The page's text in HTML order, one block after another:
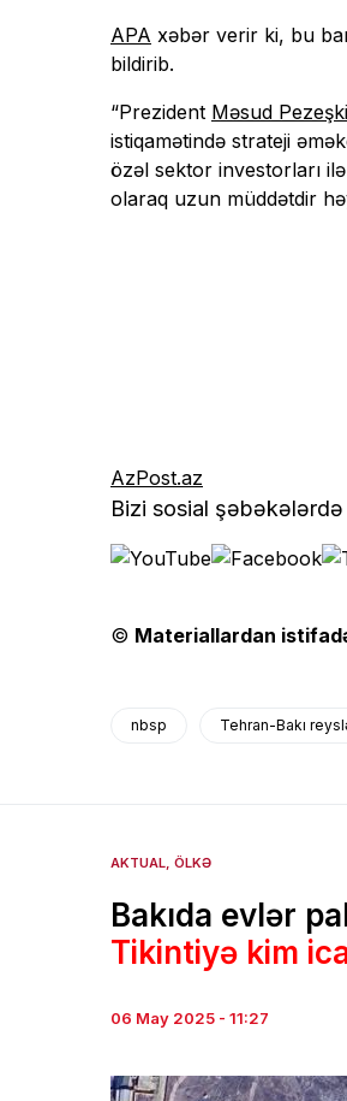
APA xəbər verir ki, bu
bildirib.
“Prezident Məsud
istiqamətində strateji
özəl sektor investorları
olaraq uzun müddətdir
AzPost.az
Bizi sosial
© Materiallardan
nbsp Tehran-Bakı
AKTUAL ÖLKƏ
Bakıda evlər
Tikintiyə kim
06 May 2025 - 11:27